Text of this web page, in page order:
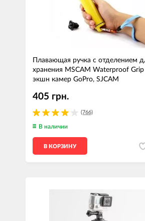
Плавающая ручка c отделением
хранения MSCAM Waterproof
экшн камер GoPro, SJCAM
(766)
405 грн.
В наличии
В КОРЗИНУ